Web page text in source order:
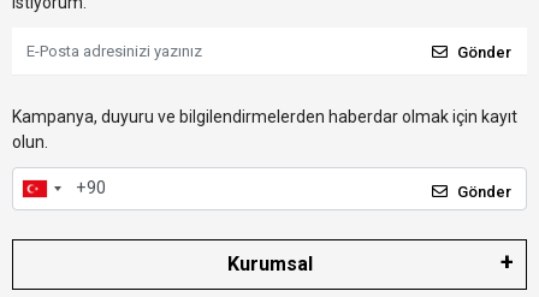
Gönder
Kampanya, duyuru ve bilgilendirmelerden haberdar olmak için kayıt
olun.
Gönder
Kurumsal